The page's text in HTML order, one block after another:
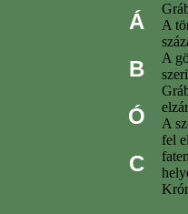
Á
B
Ó
C
A
A
A
fel